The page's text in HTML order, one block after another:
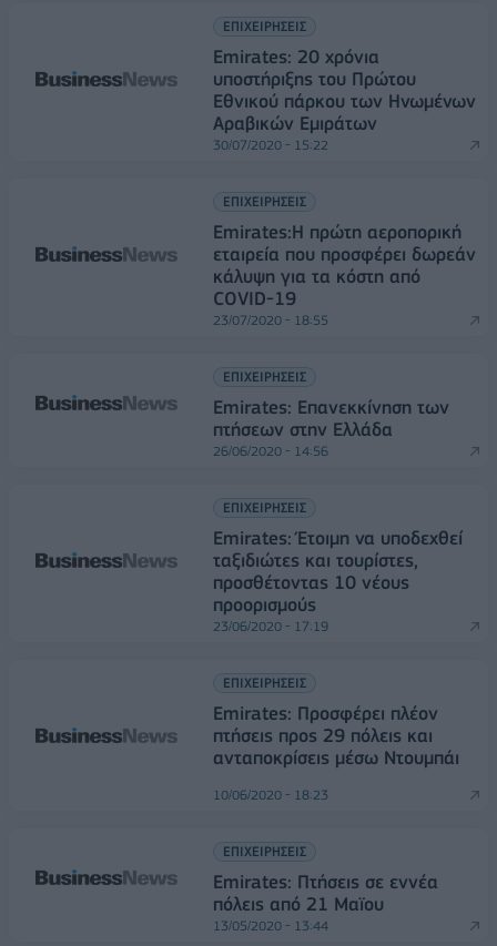
ΕΠΙΧΕΙΡΗΣΕΙΣ
Emirates: 20 χρόνια
υποστήριξης του Πρώτου
Εθνικού πάρκου των Ηνωμένων
Αραβικών Εμιράτων
30/07/2020 - 15:22
ΕΠΙΧΕΙΡΗΣΕΙΣ
Emirates:Η πρώτη αεροπορική
εταιρεία που προσφέρει δωρεάν
κάλυψη για τα κόστη από
COVID-19
23/07/2020 - 18:55
ΕΠΙΧΕΙΡΗΣΕΙΣ
Emirates: Επανεκκίνηση των
πτήσεων στην Ελλάδα
26/06/2020 - 14:56
ΕΠΙΧΕΙΡΗΣΕΙΣ
Emirates: Έτοιμη να υποδεχθεί
ταξιδιώτες και τουρίστες,
προσθέτοντας 10 νέους
προορισμούς
23/06/2020 - 17:19
ΕΠΙΧΕΙΡΗΣΕΙΣ
Emirates: Προσφέρει πλέον
πτήσεις προς 29 πόλεις και
ανταποκρίσεις μέσω Ντουμπάι
10/06/2020 - 18:23
ΕΠΙΧΕΙΡΗΣΕΙΣ
Emirates: Πτήσεις σε εννέα
πόλεις από 21 Μαϊου
13/05/2020 - 13:44